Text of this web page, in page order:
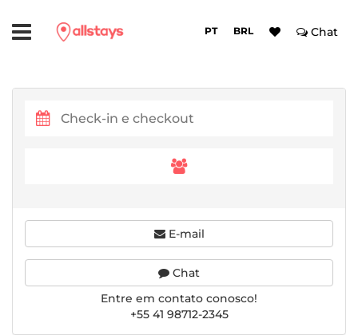
PT BRL Chat
E-mail
Chat
Entre em contato conosco!
+55 41 98712-2345